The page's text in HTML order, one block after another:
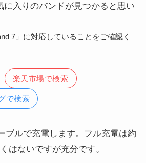
に入りのバンドが見つかると思い
7」に対応していることをご確認く
楽天市場で検索
で検索
ブルで充電します。フル充電は約
はないですが充分です。